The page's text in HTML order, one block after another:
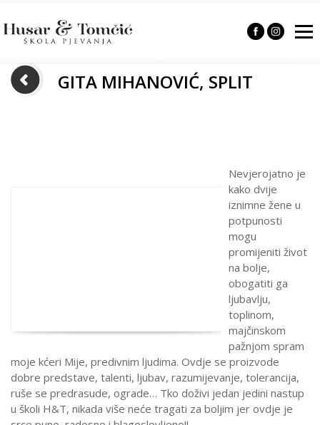
GITA MIHANOVIĆ, SPLIT
Nevjerojatno je
kako dvije
iznimne žene u
potpunosti
mogu
promijeniti život
na bolje,
obogatiti ga
ljubavlju,
toplinom,
majčinskom
pažnjom spram
moje kćeri Mije, predivnim ljudima. Ovdje se proizvode
dobre predstave, talenti, ljubav, razumijevanje, tolerancija,
ruše se predrasude, ograde… Tko doživi jedan jedini nastup
u školi H&T, nikada više neće tragati za boljim jer ovdje je